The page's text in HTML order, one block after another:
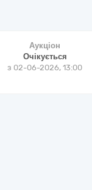
Аукціон
Очікується
з 02-06-2026, 13:00